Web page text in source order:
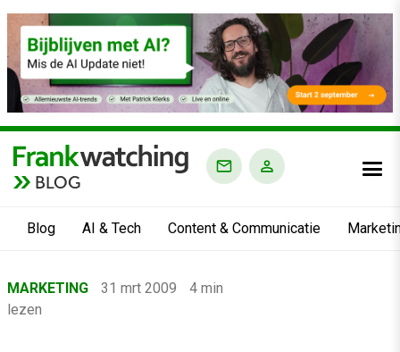
BLOG
Blog AI & Tech Content & Communicatie
›MARKETING 31 mrt 2009
4 min
lezen